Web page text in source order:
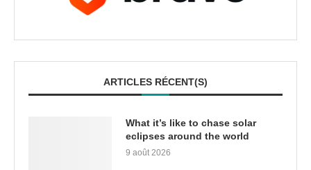
ARTICLES RÉCENT(S)
What it’s like to chase solar
eclipses around the world
9 août 2026